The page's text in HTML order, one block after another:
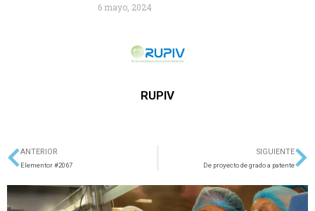
RUPIV
6 mayo, 2024
Ant
ANTERIOR
Elementor #2067
SIGUIENTE
De proyecto de grado a patente